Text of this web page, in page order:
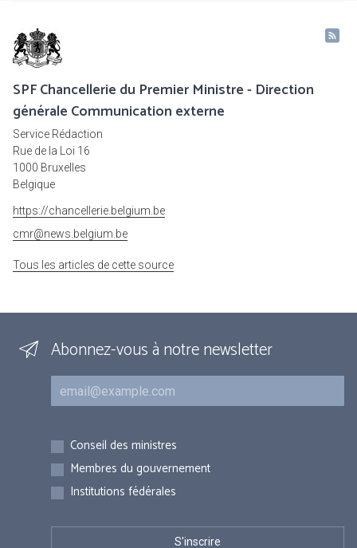
SPF Chancellerie du Premier Ministre - Direction
générale Communication externe
Service Rédaction
Rue de la Loi 16
1000 Bruxelles
Belgique
https://chancellerie.belgium.be
cmr@news.belgium.be
Tous les articles de cette source
Abonnez-vous à notre newsletter
Courriel
Inscriptions
Conseil des ministres
Membres du gouvernement
Institutions fédérales